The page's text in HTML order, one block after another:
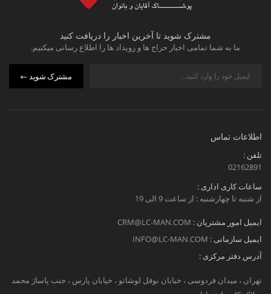
مشترک شوید تا آخرین اخبار را دریافت کنید
ما به شما تمامی اخبار حراج ها و رویداد ها را اطلاع رسانی میکنیم.
مشترک شوید
اطلاعات تماس
تلفن :
02162891
ساعات کاری اداری :
از شنبه تا چهارشنبه : از ساعت 9 الی 19
ایمیل امور مشتریان : CRM@LC-MAN.COM
ایمیل سازمانی : INFO@LC-MAN.COM
آدرس دفتر مرکزی :
تهران ، میدان فردوسی ، خبابان نوفل لوشاتو ، خیابان پارس ، جنب پاساژ محمد